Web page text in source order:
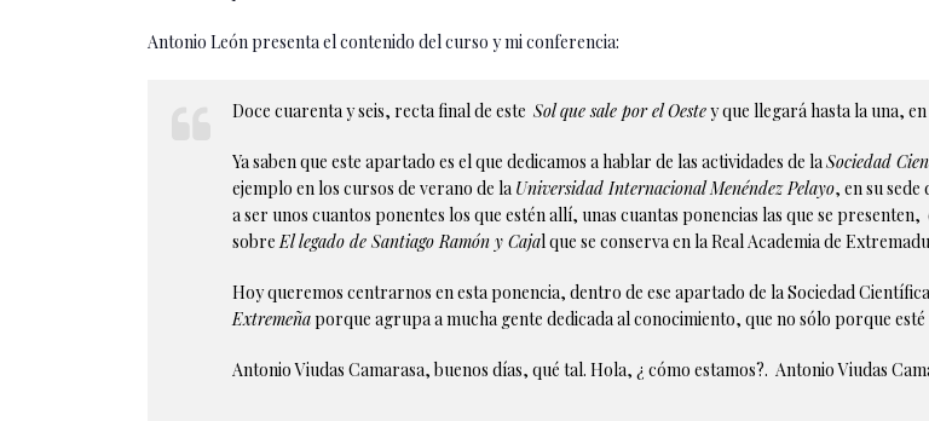
Antonio León presenta el contenido del curso y mi conferencia:
Doce cuarenta y seis, recta final de este Sol que sale por el Oestey que llegará hasta la una,
Ya saben que este apartado es el que dedicamos a hablar de las actividades de laSociedad
ejemplo en los cursos de verano de la Universidad Internacional Menéndez Pelayo, en su
a ser unos cuantos ponentes los que estén allí, unas cuantas ponencias las que se
sobreEl legado de Santiago Ramón y Cajal que se conserva en la Real Academia de
Hoy queremos centrarnos en esta ponencia, dentro de ese apartado de la Sociedad
Extremeñaporque agrupa a mucha gente dedicada al conocimiento, que no sólo porque
Antonio Viudas Camarasa, buenos días, qué tal. Hola, ¿ cómo estamos?. Antonio Viudas